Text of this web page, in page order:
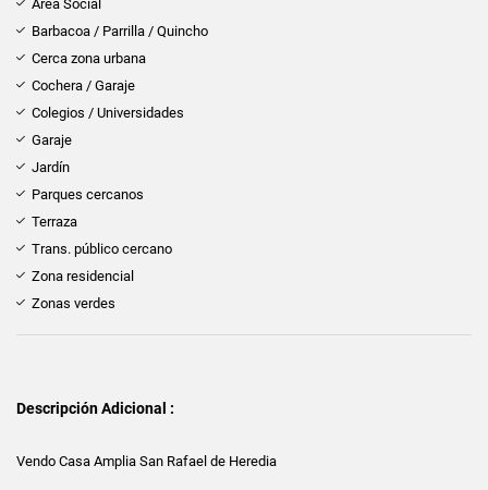
Área Social
Barbacoa / Parrilla / Quincho
Cerca zona urbana
Cochera / Garaje
Colegios / Universidades
Garaje
Jardín
Parques cercanos
Terraza
Trans. público cercano
Zona residencial
Zonas verdes
Descripción Adicional :
Vendo Casa Amplia San Rafael de Heredia